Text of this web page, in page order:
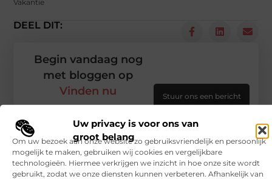
Uw privacy is voor ons van
groot belang
Om uw bezoek aan onze website zo gebruiksvriendelijk en persoonlijk
mogelijk te maken, gebruiken wij cookies en vergelijkbare
technologieën. Hiermee verkrijgen we inzicht in hoe onze site wordt
gebruikt, zodat we onze diensten kunnen verbeteren. Afhankelijk van
Vakantie
DEEL DIT:
Begin vandaag nog
met bloggen op
Vinden nu
Stuur ons een bericht
Registreer hier